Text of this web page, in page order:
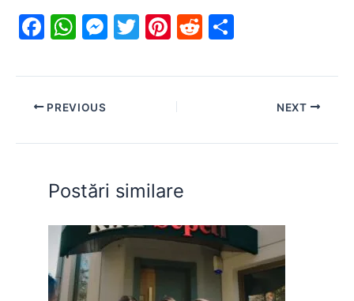
F
c
e
o
o
k
W
at
s
p
p
M
s
n
g
er
T
itt
Pi
er
e
R
d ar
PREVIOUS NEXT
Postări similare